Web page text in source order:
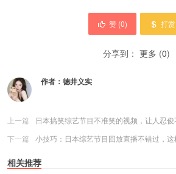
赞 (0) 打赏
分享到： 更多 (0)
作者： 德井义实
上一篇
日本搞笑综艺节目不准笑的视频，让人忍俊
下一篇
小技巧：日本综艺节目回放直播不错过，
相关推荐